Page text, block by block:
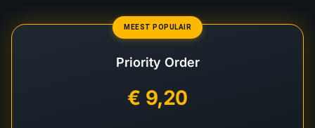
MEEST POPULAIR
Priority Order
€ 9,20